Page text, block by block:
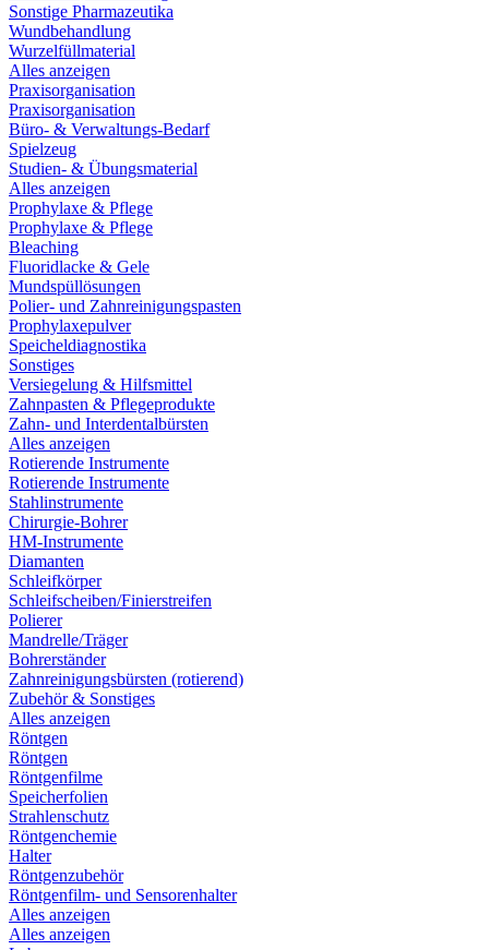
Sonstige Pharmazeutika
Wundbehandlung
Wurzelfüllmaterial
Alles anzeigen
Praxisorganisation
Praxisorganisation
Büro- & Verwaltungs-Bedarf
Spielzeug
Studien- & Übungsmaterial
Alles anzeigen
Prophylaxe & Pflege
Prophylaxe & Pflege
Bleaching
Fluoridlacke & Gele
Mundspüllösungen
Polier- und Zahnreinigungspasten
Prophylaxepulver
Speicheldiagnostika
Sonstiges
Versiegelung & Hilfsmittel
Zahnpasten & Pflegeprodukte
Zahn- und Interdentalbürsten
Alles anzeigen
Rotierende Instrumente
Rotierende Instrumente
Stahlinstrumente
Chirurgie-Bohrer
HM-Instrumente
Diamanten
Schleifkörper
Schleifscheiben/Finierstreifen
Polierer
Mandrelle/Träger
Bohrerständer
Zahnreinigungsbürsten (rotierend)
Zubehör & Sonstiges
Alles anzeigen
Röntgen
Röntgen
Röntgenfilme
Speicherfolien
Strahlenschutz
Röntgenchemie
Halter
Röntgenzubehör
Röntgenfilm- und Sensorenhalter
Alles anzeigen
Alles anzeigen